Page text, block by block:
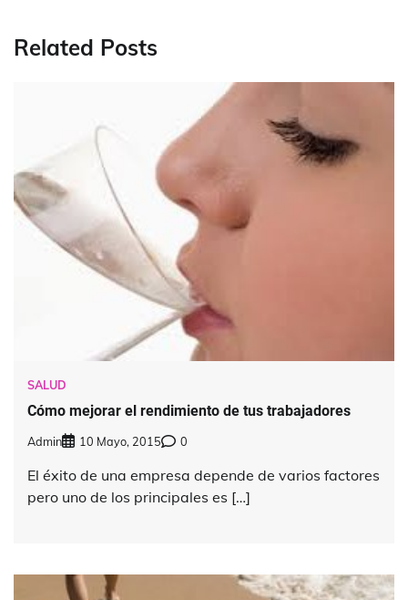
Related Posts
SALUD
Cómo mejorar el rendimiento de tus trabajadores
Admin 10 Mayo, 2015 0
El éxito de una empresa depende de varios factores
pero uno de los principales es […]